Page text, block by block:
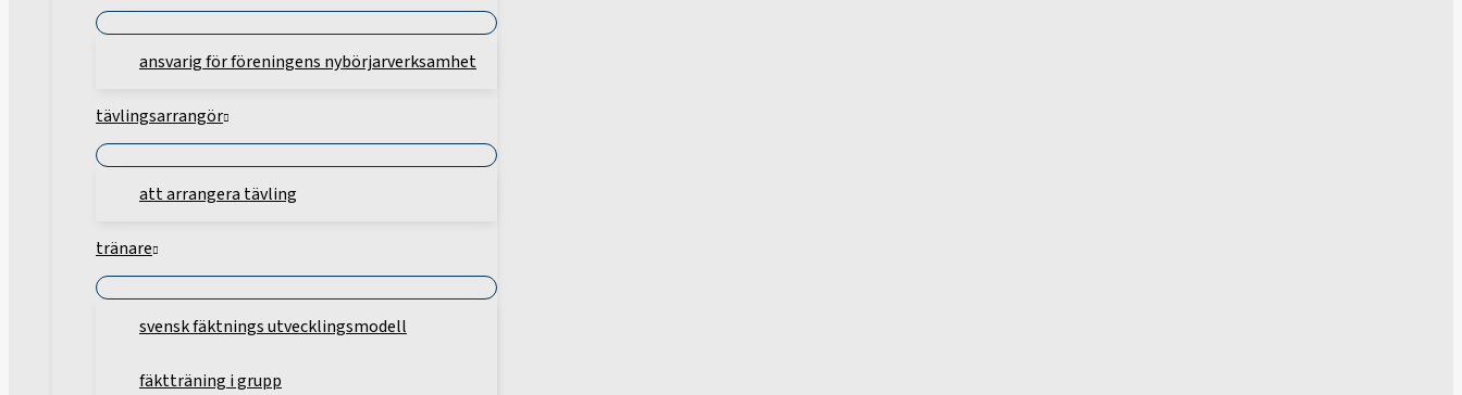
ansvarig för föreningens nybörjarverksamhet
tävlingsarrangör
att arrangera tävling
tränare
svensk fäktnings utvecklingsmodell
fäktträning i grupp